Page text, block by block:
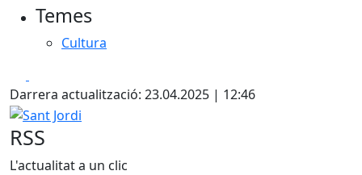
Temes
Cultura
Darrera actualització: 23.04.2025 | 12:46
Sant Jordi
RSS
L'actualitat a un clic